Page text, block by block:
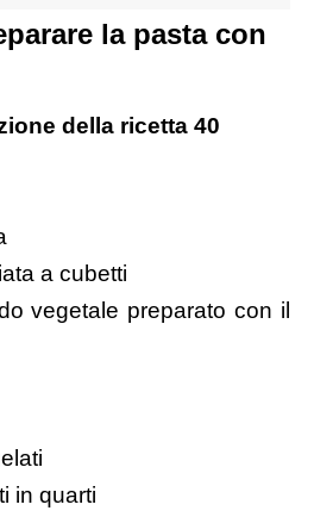
la pasta con
della ricetta 40
a cubetti
vegetale preparato con il
in quarti